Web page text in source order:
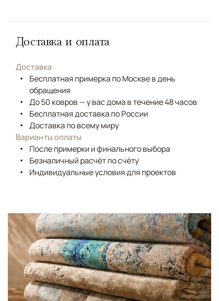
Доставка и оплата
Доставка
Бесплатная примерка по Москве в день
обращения
До 50 ковров — у вас дома в течение 48 часов
Бесплатная доставка по России
Доставка по всему миру
Варианты оплаты
После примерки и финального выбора
Безналичный расчёт по счёту
Индивидуальные условия для проектов